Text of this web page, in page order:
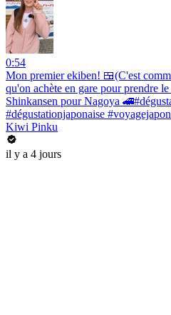
0:54
Mon premier ekiben! 🍱(C'est
qu'on achète en gare pour prendre
Shinkansen pour Nagoya
#dégustationjaponaise
Kiwi Pinku
il y a 4 jours